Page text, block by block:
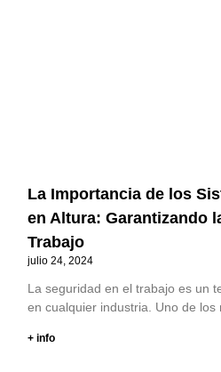
La Importancia de los
en Altura: Garantizando
Trabajo
julio 24, 2024
La seguridad en el trabajo es un
en cualquier industria. Uno de los
+ info